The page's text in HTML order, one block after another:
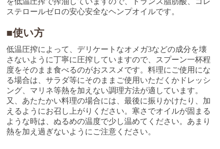
ステロールゼロの安心安全なヘンプオイルです。
■使い方
低温圧搾によって、デリケートなオメガ3などの成分を壊
さないように丁寧に圧搾していますので、スプーン一杯程
度をそのまま食べるのがおススメです。料理にご使用にな
る場合は、サラダ等にそのままご使用いただくかドレッシ
ング、マリネ等熱を加えない調理方法が適しています。
又、あたたかい料理の場合には、最後に振りかけたり、加
えるようにお召し上がりください。寒さでオイルが固まる
ような時は、ぬるめの温度で少し温めてください。あまり
熱を加え過ぎないようにご注意ください。